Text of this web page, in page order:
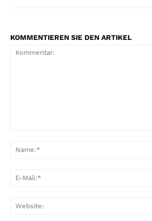
KOMMENTIEREN SIE DEN ARTIKEL